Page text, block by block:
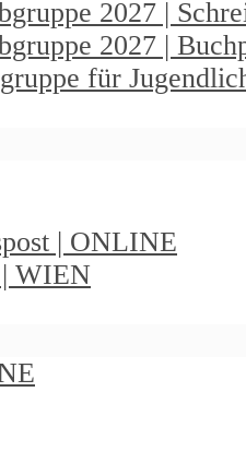
2027 |
2027 |
für
| ONLINE
| WIEN